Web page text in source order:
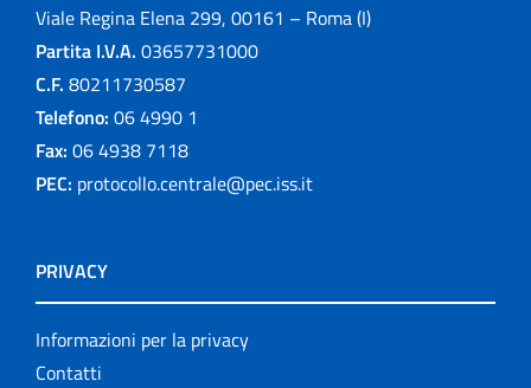
Viale Regina Elena 299, 00161 – Roma (I)
Partita I.V.A. 03657731000
C.F. 80211730587
Telefono: 06 4990 1
Fax: 06 4938 7118
PEC: protocollo.centrale@pec.iss.it
PRIVACY
Informazioni per la privacy
Contatti